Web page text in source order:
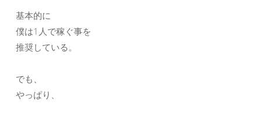
基本的に
僕は1人で稼ぐ事を
推奨している。
でも、
やっぱり、